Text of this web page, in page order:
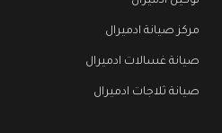
مركز صيانة ادميرال
صيانة غسالات ادميرال
صيانة ثلاجات ادميرال